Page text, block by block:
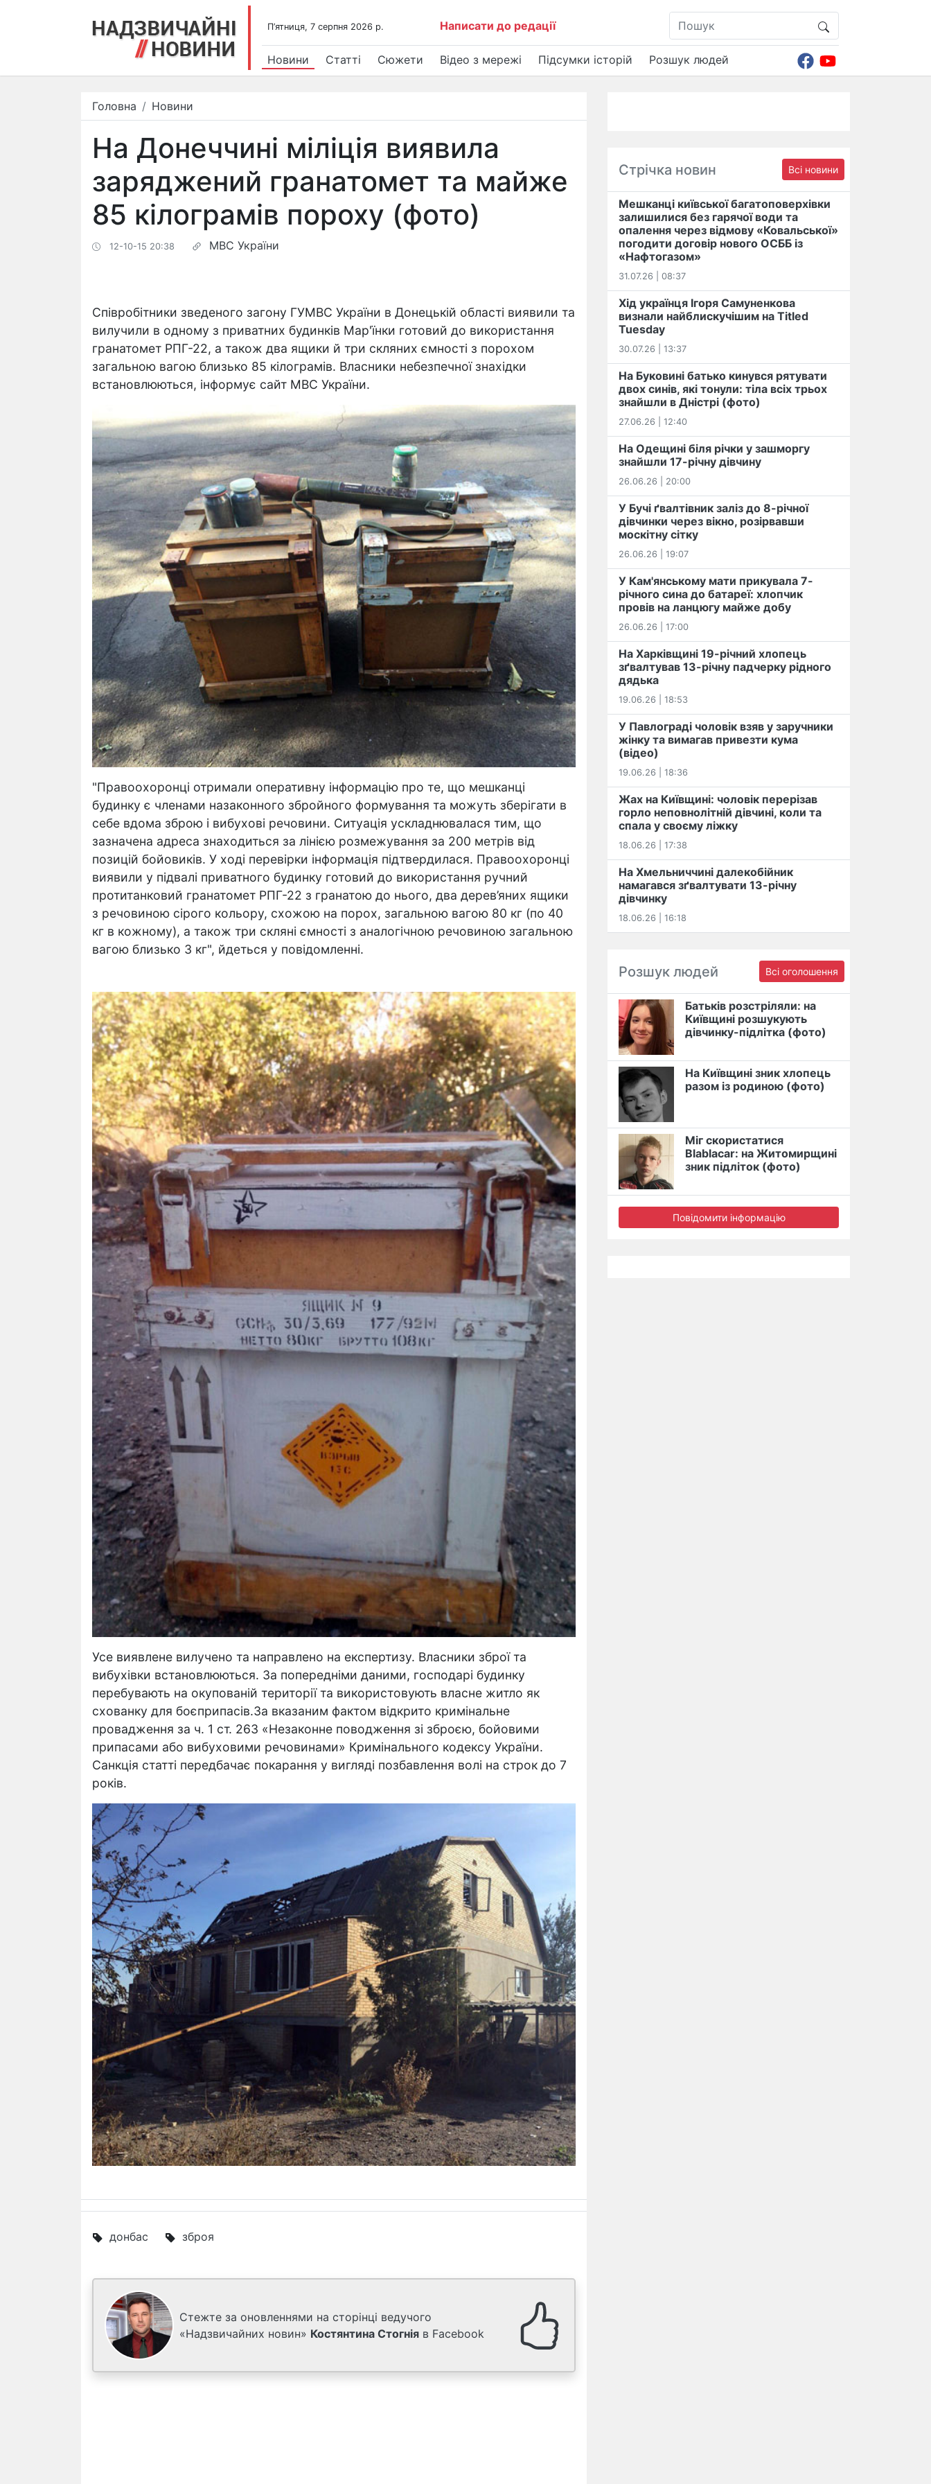
П’ятниця, 7 серпня 2026 р. Написати до редації
Новини Статті Сюжети Відео з мережі Підсумки історій Розшук людей
Головна Новини
На Донеччині міліція виявила
заряджений гранатомет та майже
85 кілограмів пороху (фото)
12-10-15 20:38 МВС України
Співробітники зведеного загону ГУМВС України в Донецькій області виявили та
вилучили в одному з приватних будинків Мар'їнки готовий до використання
гранатомет РПГ-22, а також два ящики й три скляних ємності з порохом
загальною вагою близько 85 кілограмів. Власники небезпечної знахідки
встановлюються, інформує сайт МВС України.
"Правоохоронці отримали оперативну інформацію про те, що мешканці
будинку є членами назаконного збройного формування та можуть зберігати в
себе вдома зброю і вибухові речовини. Ситуація ускладнювалася тим, що
зазначена адреса знаходиться за лінією розмежування за 200 метрів від
позицій бойовиків. У ході перевірки інформація підтвердилася. Правоохоронці
виявили у підвалі приватного будинку готовий до використання ручний
протитанковий гранатомет РПГ-22 з гранатою до нього, два дерев’яних ящики
з речовиною сірого кольору, схожою на порох, загальною вагою 80 кг (по 40
кг в кожному), а також три скляні ємності з аналогічною речовиною загальною
вагою близько 3 кг", йдеться у повідомленні.
Усе виявлене вилучено та направлено на експертизу. Власники зброї та
вибухівки встановлюються. За попередніми даними, господарі будинку
перебувають на окупованій території та використовують власне житло як
схованку для боєприпасів.За вказаним фактом відкрито кримінальне
провадження за ч. 1 ст. 263 «Незаконне поводження зі зброєю, бойовими
припасами або вибуховими речовинами» Кримінального кодексу України.
Санкція статті передбачає покарання у вигляді позбавлення волі на строк до 7
років.
донбас зброя
Стежте за оновленнями на сторінці ведучого
«Надзвичайних новин» Костянтина Стогнія в Facebook
Стрічка новин Всі новини
Мешканці київської багатоповерхівки
залишилися без гарячої води та
опалення через відмову «Ковальської»
погодити договір нового ОСББ із
«Нафтогазом»
31.07.26 | 08:37
Хід українця Ігоря Самуненкова
визнали найблискучішим на Titled
Tuesday
30.07.26 | 13:37
На Буковині батько кинувся рятувати
двох синів, які тонули: тіла всіх трьох
знайшли в Дністрі (фото)
27.06.26 | 12:40
На Одещині біля річки у зашморгу
знайшли 17-річну дівчину
26.06.26 | 20:00
У Бучі ґвалтівник заліз до 8-річної
дівчинки через вікно, розірвавши
москітну сітку
26.06.26 | 19:07
У Кам'янському мати прикувала 7-
річного сина до батареї: хлопчик
провів на ланцюгу майже добу
26.06.26 | 17:00
На Харківщині 19-річний хлопець​
️зґвалтував 13-річну падчерку рідного
дядька
19.06.26 | 18:53
У Павлограді чоловік взяв у заручники
жінку та вимагав привезти кума
(відео)
19.06.26 | 18:36
Жах на Київщині: чоловік перерізав
горло неповнолітній дівчині, коли та
спала у своєму ліжку
18.06.26 | 17:38
На Хмельниччині далекобійник
намагався зґвалтувати 13-річну
дівчинку
18.06.26 | 16:18
Розшук людей Всі оголошення
Батьків розстріляли: на
Київщині розшукують
дівчинку-підлітка (фото)
На Київщині зник хлопець
разом із родиною (фото)
Міг скористатися
Blablacar: на Житомирщині
зник підліток (фото)
Повідомити інформацію